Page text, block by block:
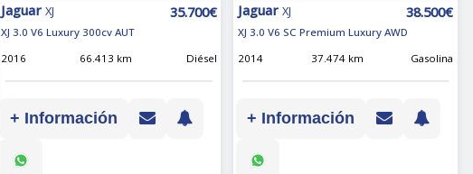
Jaguar XJ 35.700€
XJ 3.0 V6 Luxury 300cv AUT
2016
66.413 km Diésel
+ Información
Jaguar XJ 38.500€
XJ 3.0 V6 SC Premium Luxury AWD
2014
37.474 km Gasolina
+ Información